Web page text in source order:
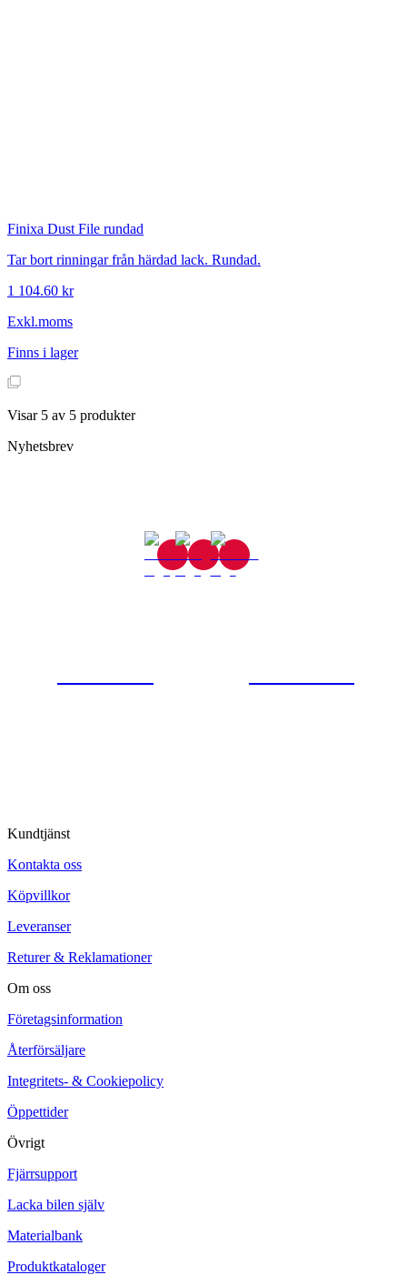
Finixa Dust File rundad
Tar bort rinningar från härdad lack. Rundad.
1 104.60 kr
Exkl.moms
Finns i lager
Visar5 av 5 produkter
Nyhetsbrev
Kundtjänst
Kontakta oss
Köpvillkor
Leveranser
Returer & Reklamationer
Om oss
Företagsinformation
Återförsäljare
Integritets- & Cookiepolicy
Öppettider
Övrigt
Fjärrsupport
Lacka bilen själv
Materialbank
Produktkataloger